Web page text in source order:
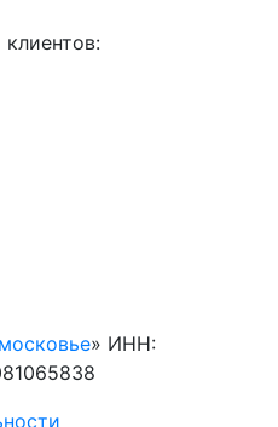
» ИНН: